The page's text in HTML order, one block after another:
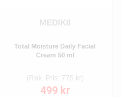
MEDIK8
Total Moisture Daily Facial
Cream 50 ml
(Rek. Pris: 775 kr)
499 kr